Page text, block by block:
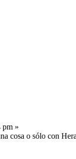
pm »
cosa o sólo con